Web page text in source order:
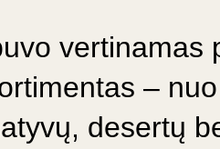
vertinamas
–
desertų